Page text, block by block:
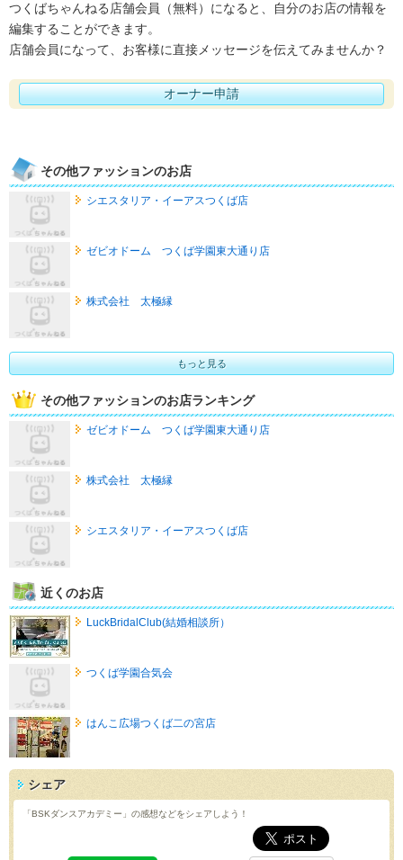
つくばちゃんねる店舗会員（無料）になると、自分のお店の情報を
編集することができます。
店舗会員になって、お客様に直接メッセージを伝えてみませんか？
オーナー申請
その他ファッションのお店
シエスタリア・イーアスつくば店
ゼビオドーム つくば学園東大通り店
株式会社 太極縁
もっと見る
その他ファッションのお店ランキング
ゼビオドーム つくば学園東大通り店
株式会社 太極縁
シエスタリア・イーアスつくば店
近くのお店
LuckBridalClub(結婚相談所）
つくば学園合気会
はんこ広場つくば二の宮店
シェア
「BSKダンスアカデミー」の感想などをシェアしよう！